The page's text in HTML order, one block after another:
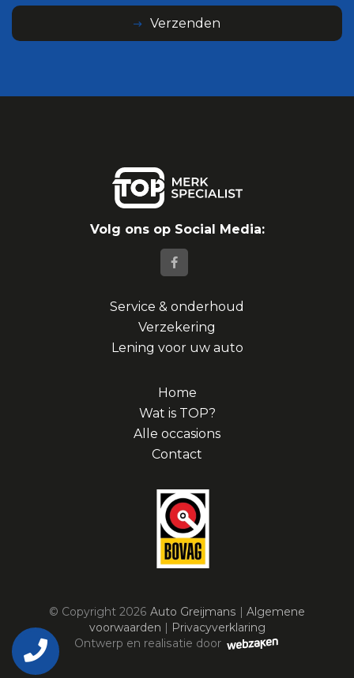
Verzenden
Volg ons op Social Media:
Service & onderhoud
Verzekering
Lening voor uw auto
Home
Wat is TOP?
Alle occasions
Contact
© Copyright 2026 Auto Greijmans
Algemene
voorwaarden
Privacyverklaring
Ontwerp en realisatie door